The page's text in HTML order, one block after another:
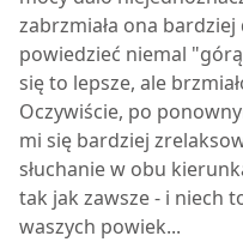
zabrzmiała ona
powiedzieć niemal
się to lepsze, ale
Oczywiście, po
mi się bardziej
słuchanie w obu
tak jak zawsze - i niech
waszych powiek...